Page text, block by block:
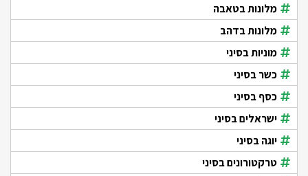
מלונות בטאבה
מלונות בדהב
מוניות בסיני
כשר בסיני
כסף בסיני
ישראלים בסיני
יוגה בסיני
טרקטורונים בסיני